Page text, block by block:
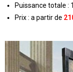
Puissance totale :
Prix : a partir de